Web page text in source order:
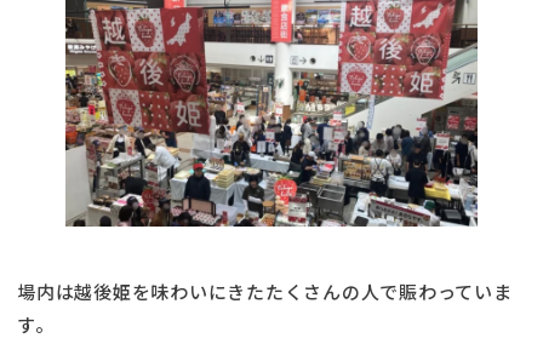
場内は越後姫を味わいにきたたくさんの人で賑わっていま
す。